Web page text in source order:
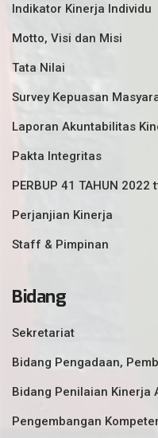
Indikator Kinerja Individu
Motto, Visi dan Misi
Tata Nilai
Survey Kepuasan
Laporan Akuntabilitas
Pakta Integritas
PERBUP 41 TAHUN 2022
Perjanjian Kinerja
Staff & Pimpinan
Bidang
Sekretariat
Bidang Pengadaan,
Bidang Penilaian Kinerja
Pengembangan